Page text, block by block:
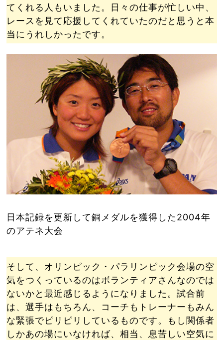
てくれる人もいました。日々の仕事が忙しい中、
レースを見て応援してくれていたのだと思うと本
当にうれしかったです。
日本記録を更新して銅メダルを獲得した2004年
のアテネ大会
そして、オリンピック・パラリンピック会場の空
気をつくっているのはボランティアさんなのでは
ないかと最近感じるようになりました。試合前
は、選手はもちろん、コーチもトレーナーもみん
な緊張でピリピリしているものです。もし関係者
しかあの場にいなければ、相当、息苦しい空気に